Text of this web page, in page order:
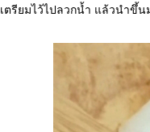
ตรียมไว้ไปลวกน้ำ แล้วนำขึ้